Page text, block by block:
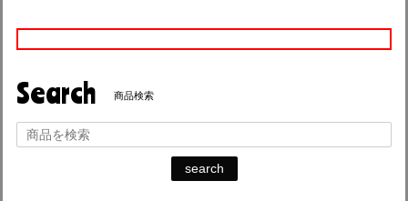
Search 商品検索
search